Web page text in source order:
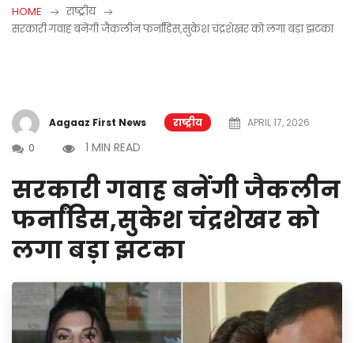
HOME
राष्ट्रीय
सरकारी गवाह बनेंगी जैकलीन फर्नांडिस,सुकेश चंद्रशेखर को लगा बड़ा झटका
Aagaaz First News राष्ट्रीय
APRIL 17, 2026
0
1 MIN READ
सरकारी गवाह बनेंगी जैकलीन
फर्नांडिस,सुकेश चंद्रशेखर को
लगा बड़ा झटका